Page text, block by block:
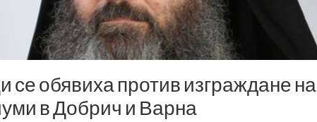
обявиха против изграждане на
в Добрич и Варна